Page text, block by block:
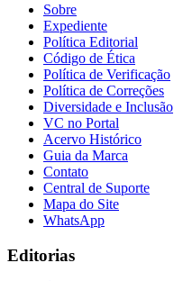
Sobre
Expediente
Política Editorial
Código de Ética
Política de Verificação
Política de Correções
Diversidade e Inclusão
VC no Portal
Acervo Histórico
Guia da Marca
Contato
Central de Suporte
Mapa do Site
WhatsApp
Editorias